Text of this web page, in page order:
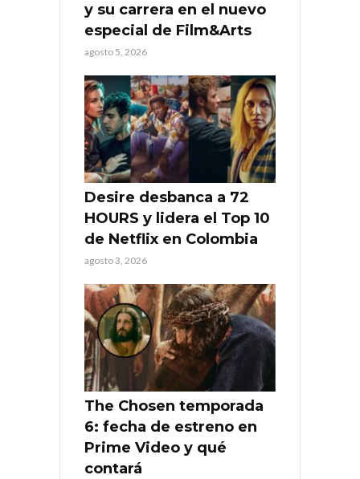
y su carrera en el nuevo
especial de Film&Arts
agosto 5, 2026
Desire desbanca a 72
HOURS y lidera el Top 10
de Netflix en Colombia
agosto 3, 2026
The Chosen temporada
6: fecha de estreno en
Prime Video y qué
contará